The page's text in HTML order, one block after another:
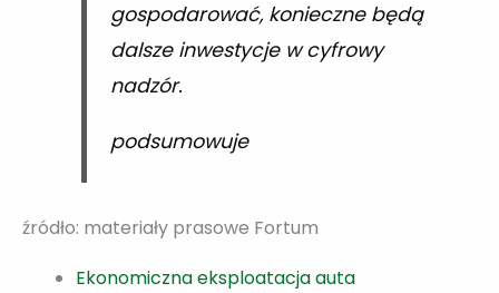
gospodarować, konieczne będą
dalsze inwestycje w cyfrowy
nadzór.
podsumowuje
źródło: materiały prasowe Fortum
Ekonomiczna eksploatacja auta